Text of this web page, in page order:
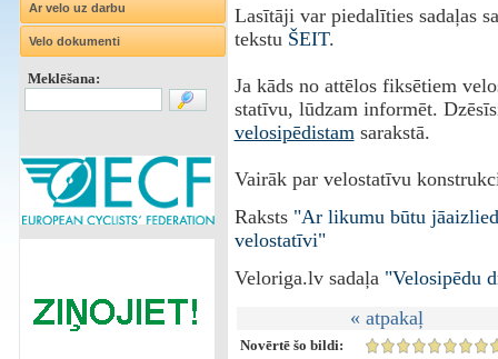
Ar velo uz darbu
Velo dokumenti
Meklēšana:
Lasītāji var piedalīties sadaļas
tekstu ŠEIT.
Ja kāds no attēlos fiksētiem
statīvu, lūdzam informēt.
velosipēdistam sarakstā.
Vairāk par velostatīvu
Raksts "Ar likumu būtu
velostatīvi"
Veloriga.lv sadaļa "Velosipēdu
« atpakaļ
Novērtē šo bildi: